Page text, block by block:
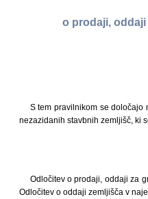
o prodaji,
S tem pravilnikom se
nezazidanih stavbnih zemljišč, ki
Odločitev o prodaji, oddaji za
Odločitev o oddaji zemljišča v